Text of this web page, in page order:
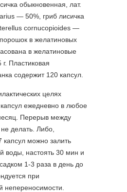
обыкновенная, лат.
— 50%, гриб лисичка
cornucopioides —
в желатиновых
в желатиновые
Пластиковая
содержит 120 капсул.
целях
ежедневно в любое
Перерыв между
делать. Либо,
можно залить
воды, настоять 30 мин и
1-3 раза в день до
при
непереносимости.